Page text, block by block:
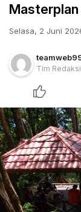
Selasa, 2 Juni
Tim Redaksi